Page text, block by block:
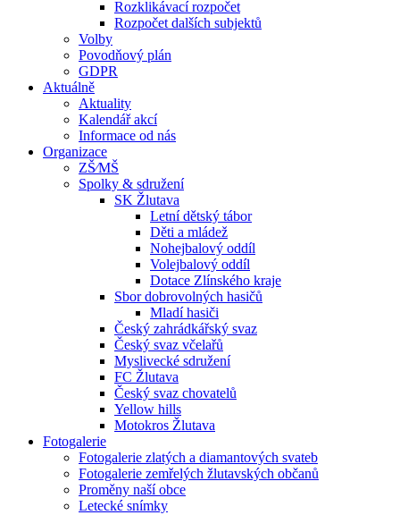
Rozklikávací rozpočet
Rozpočet dalších subjektů
Volby
Povodňový plán
GDPR
Aktuálně
Aktuality
Kalendář akcí
Informace od nás
Organizace
ZŠ⁄MŠ
Spolky & sdružení
SK Žlutava
Letní dětský tábor
Děti a mládež
Nohejbalový oddíl
Volejbalový oddíl
Dotace Zlínského kraje
Sbor dobrovolných hasičů
Mladí hasiči
Český zahrádkářský svaz
Český svaz včelařů
Myslivecké sdružení
FC Žlutava
Český svaz chovatelů
Yellow hills
Motokros Žlutava
Fotogalerie
Fotogalerie zlatých a diamantových svateb
Fotogalerie zemřelých žlutavských občanů
Proměny naší obce
Letecké snímky